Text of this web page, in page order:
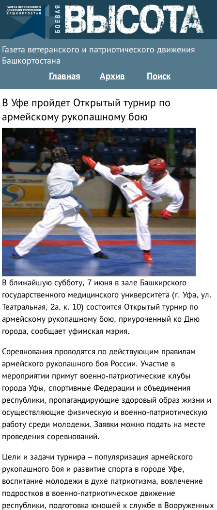
Газета ветеранского и патриотического движения
Башкортостана
Главная Архив Поиск
В Уфе пройдет Открытый турнир по
армейскому рукопашному бою
В ближайшую субботу, 7 июня в зале Башкирского
государственного медицинского университета (г. Уфа, ул.
Театральная, 2а, к. 10) состоится Открытый турнир по
армейскому рукопашному бою, приуроченный ко Дню
города, сообщает уфимская мэрия.
Соревнования проводятся по действующим правилам
армейского рукопашного боя России. Участие в
мероприятии примут военно-патриотические клубы
города Уфы, спортивные Федерации и объединения
республики, пропагандирующие здоровый образ жизни и
осуществляющие физическую и военно-патриотическую
работу среди молодежи. Заявки можно подать на месте
проведения соревнований.
Цели и задачи турнира – популяризация армейского
рукопашного боя и развитие спорта в городе Уфе,
воспитание молодежи в духе патриотизма, вовлечение
подростков в военно-патриотическое движение
республики, подготовка юношей к службе в Вооруженных